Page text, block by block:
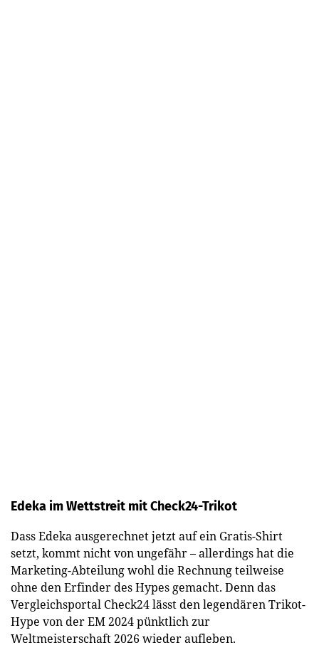
Edeka im Wettstreit mit Check24-Trikot
Dass Edeka ausgerechnet jetzt auf ein Gratis-Shirt
setzt, kommt nicht von ungefähr – allerdings hat die
Marketing-Abteilung wohl die Rechnung teilweise
ohne den Erfinder des Hypes gemacht. Denn das
Vergleichsportal Check24 lässt den legendären Trikot-
Hype von der EM 2024 pünktlich zur
Weltmeisterschaft 2026 wieder aufleben.